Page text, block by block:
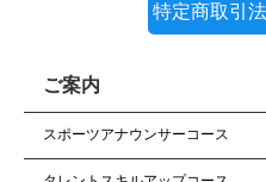
特定商取引
ご案内
スポーツアナウンサーコース